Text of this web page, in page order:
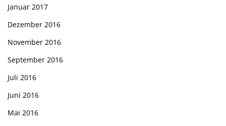
Januar 2017
Dezember 2016
November 2016
September 2016
Juli 2016
Juni 2016
Mai 2016